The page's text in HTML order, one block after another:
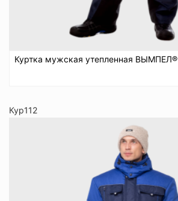
Куртка мужская утепленная ВЫМПЕЛ®
Кур112